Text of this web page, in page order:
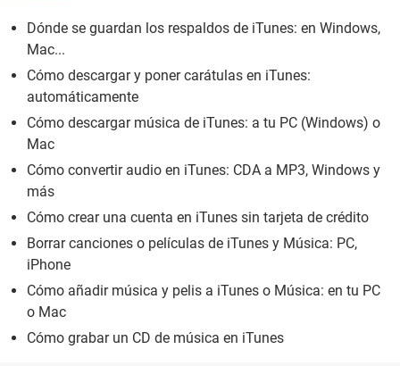
Dónde se guardan los respaldos de iTunes: en Windows,
Mac...
Cómo descargar y poner carátulas en iTunes:
automáticamente
Cómo descargar música de iTunes: a tu PC (Windows) o
Mac
Cómo convertir audio en iTunes: CDA a MP3, Windows y
más
Cómo crear una cuenta en iTunes sin tarjeta de crédito
Borrar canciones o películas de iTunes y Música: PC,
iPhone
Cómo añadir música y pelis a iTunes o Música: en tu PC
o Mac
Cómo grabar un CD de música en iTunes